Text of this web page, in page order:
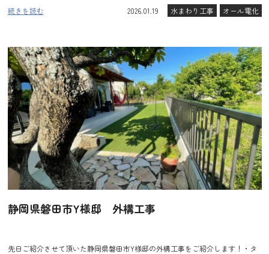
続きを読む 2026.01.19 水まわり工事 オール電化
静岡県磐田市Y様邸 外構工事
先日ご紹介させて頂いた静岡県磐田市Y様邸の外構工事をご紹介します！・タ